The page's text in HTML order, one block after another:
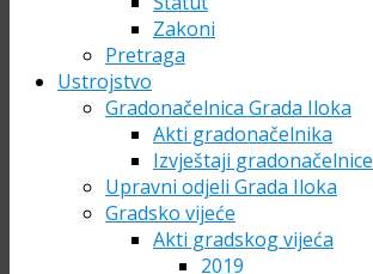
Zakoni
Pretraga
Ustrojstvo
Gradonačelnica Grada Iloka
Akti gradonačelnika
Izvještaji gradonačelnice
Upravni odjeli Grada Iloka
Gradsko vijeće
Akti gradskog vijeća
2019